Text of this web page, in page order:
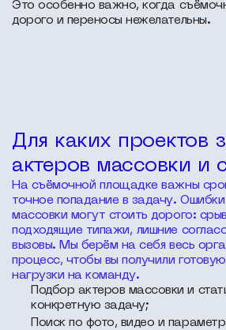
Это особенно важно, когда
дорого и переносы нежелательны.
Для каких проектов
актеров массовки и
На съёмочной площадке важны
точное попадание в задачу.
массовки могут стоить дорого:
подходящие типажи, лишние
вызовы. Мы берём на себя весь
процесс, чтобы вы получили
нагрузки на команду.
Подбор актеров массовки и
конкретную задачу;
Поиск по фото, видео и